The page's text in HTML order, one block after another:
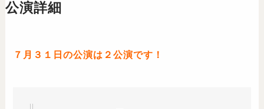
公演詳細
７月３１日の公演は２公演です！